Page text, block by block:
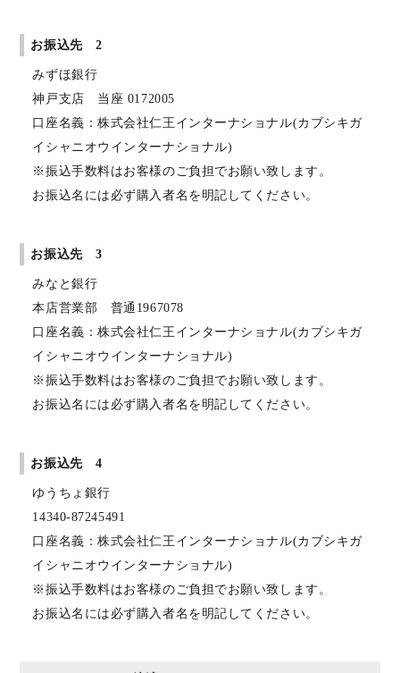
お振込先 2
みずほ銀行
神戸支店 当座 0172005
口座名義：株式会社仁王インターナショナル(カブシキガ
イシャニオウインターナショナル)
※振込手数料はお客様のご負担でお願い致します。
お振込名には必ず購入者名を明記してください。
お振込先 3
みなと銀行
本店営業部 普通1967078
口座名義：株式会社仁王インターナショナル(カブシキガ
イシャニオウインターナショナル)
※振込手数料はお客様のご負担でお願い致します。
お振込名には必ず購入者名を明記してください。
お振込先 4
ゆうちょ銀行
14340-87245491
口座名義：株式会社仁王インターナショナル(カブシキガ
イシャニオウインターナショナル)
※振込手数料はお客様のご負担でお願い致します。
お振込名には必ず購入者名を明記してください。